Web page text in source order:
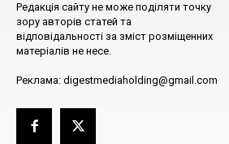
Редакція сайту не може поділяти точку
зору авторів статей та
відповідальності за зміст розміщенних
матеріалів не несе.
Реклама: digestmediaholding@gmail.com